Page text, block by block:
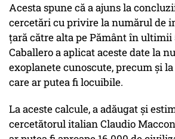
Acesta spune că a ajuns la
cercetări cu privire la numărul de
ţară către alta pe Pământ în ultimii
Caballero a aplicat aceste date la
exoplanete cunoscute, precum şi
care ar putea fi locuibile.
La aceste calcule, a adăugat şi
cercetătorul italian Claudio